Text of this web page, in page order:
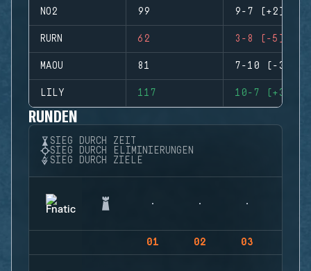
NO2 99 9-7 (+2)
RURN 62 3-8 (-5)
MAOU 81 7-10 (-3)
LILY 117 10-7 (+3)
RUNDEN
SIEG DURCH ZEIT
SIEG DURCH ELIMINIERUNGEN
SIEG DURCH ZIELE
01 02 03